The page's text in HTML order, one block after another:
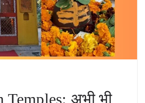
Temples: अभी भी